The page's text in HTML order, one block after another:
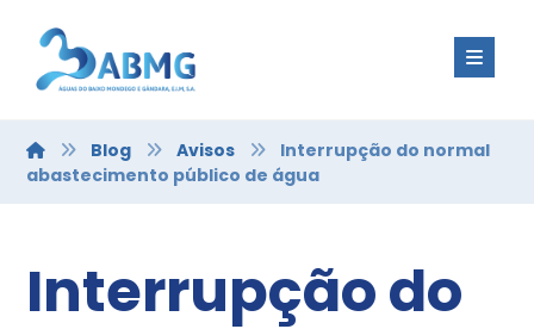
Blog Avisos
Interrupção do normal
abastecimento público de água
Interrupção do